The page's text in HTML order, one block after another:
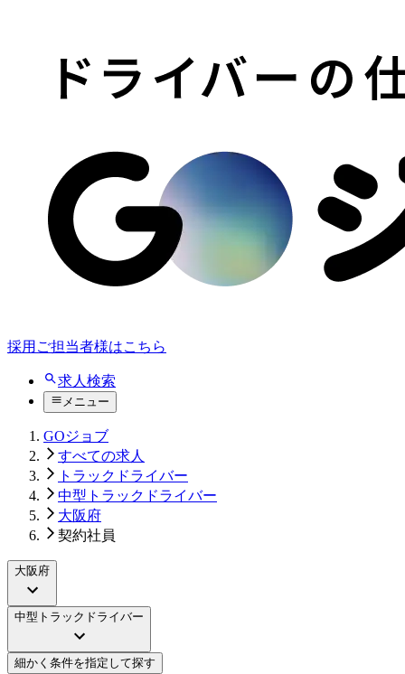
採用ご担当者様はこちら
求人検索
メニュー
GOジョブ
すべての求人
トラックドライバー
中型トラックドライバー
大阪府
契約社員
大阪府
中型トラックドライバー
細かく条件を指定して探す